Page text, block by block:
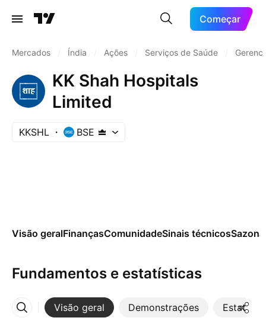
Começar
Mercados Índia Ações Serviços de Saúde
KK Shah Hospitals
Limited
KKSHL BSE
Visão geralFinançasComunidadeSinais técnicos
Fundamentos e estatísticas
Visão geral Demonstrações
Mais